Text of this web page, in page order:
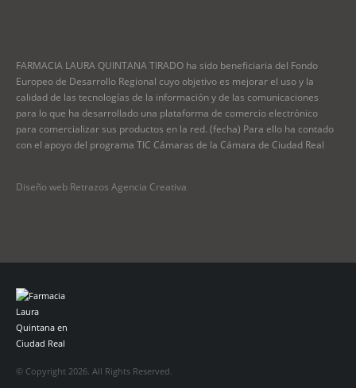
FARMACIA LAURA QUINTANA TIRADO ha sido beneficiaria del Fondo
Europeo de Desarrollo Regional cuyo objetivo es mejorar el uso y la
calidad de las tecnologías de la información y de las comunicaciones
para lo que ha desarrollado una plataforma de comercio electrónico
para comercializar sus productos en la red. (fecha) Para ello ha contado
con el apoyo del programa TIC Cámaras de la Cámara de Ciudad Real
Diseño web Retrazos Agencia Creativa
© Copyright 2026. All Rights Reserved.